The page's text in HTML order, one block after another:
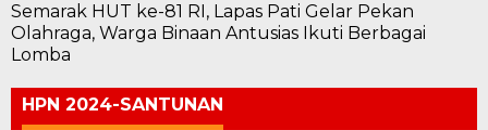
Semarak HUT ke-81 RI, Lapas Pati Gelar Pekan
Olahraga, Warga Binaan Antusias Ikuti Berbagai
Lomba
HPN 2024-SANTUNAN